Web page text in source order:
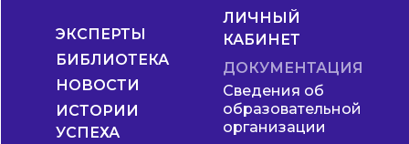
ЭКСПЕРТЫ
БИБЛИОТЕКА
НОВОСТИ
ИСТОРИИ
УСПЕХА
ЛИЧНЫЙ
КАБИНЕТ
ДОКУМЕНТАЦИЯ
Сведения об
образовательной
организации